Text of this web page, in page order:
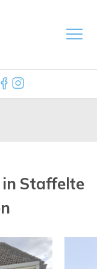
Staffelte